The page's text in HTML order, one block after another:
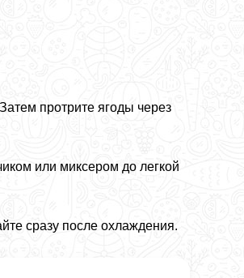
протрите ягоды через
или миксером до легкой
сразу после охлаждения.